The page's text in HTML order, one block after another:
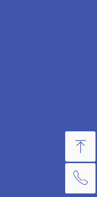
ꁸ
回到顶部
ꂅ